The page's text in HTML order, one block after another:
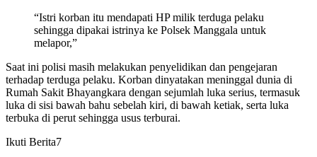
“Istri korban itu mendapati HP milik terduga pelaku
sehingga dipakai istrinya ke Polsek Manggala untuk
melapor,”
Saat ini polisi masih melakukan penyelidikan dan pengejaran
terhadap terduga pelaku. Korban dinyatakan meninggal dunia di
Rumah Sakit Bhayangkara dengan sejumlah luka serius, termasuk
luka di sisi bawah bahu sebelah kiri, di bawah ketiak, serta luka
terbuka di perut sehingga usus terburai.
Ikuti Berita7